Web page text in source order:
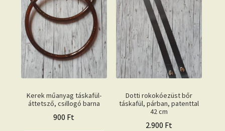
Kerek műanyag táskafül-
áttetsző, csillogó barna
900 Ft
Dotti rokokóezüst bőr
táskafül, párban, patenttal
42 cm
2.900 Ft